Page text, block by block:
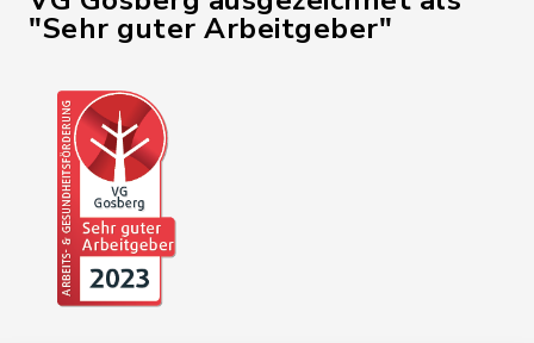
"Sehr guter Arbeitgeber"